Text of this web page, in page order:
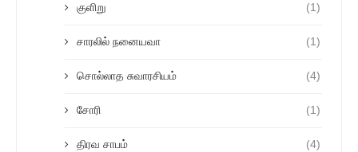
குளிறு (1)
சாரலில் நனையவா (1)
சொல்லாத சுவாரசியம் (4)
சோரி (1)
திரவ சாபம் (4)